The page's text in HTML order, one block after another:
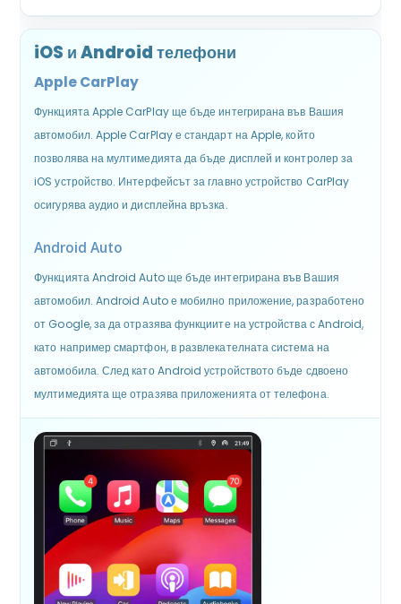
iOS и Android телефони
Apple CarPlay
Функцията Apple CarPlay ще бъде интегрирана във Вашия
автомобил. Apple CarPlay е стандарт на Apple, който
позволява на мултимедията да бъде дисплей и контролер за
iOS устройство. Интерфейсът за главно устройство CarPlay
осигурява аудио и дисплейна връзка.
Android Auto
Функцията Android Auto ще бъде интегрирана във Вашия
автомобил. Android Auto е мобилно приложение, разработено
от Google, за да отразява функциите на устройства с Android,
като например смартфон, в развлекателната система на
автомобила. След като Android устройството бъде сдвоено
мултимедията ще отразява приложенията от телефона.